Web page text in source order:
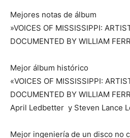
Mejores notas de álbum
​»VOICES OF MISSISSIPPI:
DOCUMENTED BY WILLIAM
Mejor álbum histórico
«VOICES OF MISSISSIPPI:
DOCUMENTED BY WILLIAM
April Ledbetter y Steven Lance
Mejor ingeniería de un disco no